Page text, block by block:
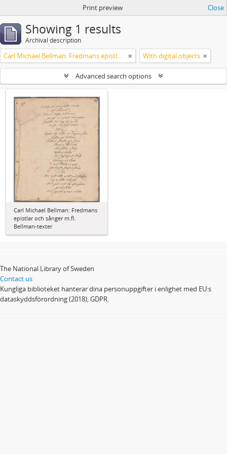
Print preview Close
Showing 1 results
Archival description
Carl Michael Bellman: Fredmans epistlar och sånger m.fl. Bellman-texter With digital objects
Advanced search options
Carl Michael Bellman: Fredmans
epistlar och sånger m.fl.
Bellman-texter
The National Library of Sweden
Contact us
Kungliga biblioteket hanterar dina personuppgifter i enlighet med EU:s
dataskyddsförordning (2018), GDPR.